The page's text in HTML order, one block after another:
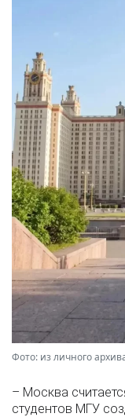
Фото: из личного
– Москва
студентов МГУ